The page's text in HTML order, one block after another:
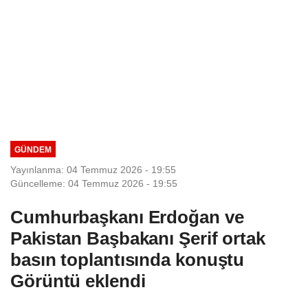
GÜNDEM
Yayınlanma: 04 Temmuz 2026 - 19:55
Güncelleme: 04 Temmuz 2026 - 19:55
Cumhurbaşkanı Erdoğan ve
Pakistan Başbakanı Şerif ortak
basın toplantısında konuştu
Görüntü eklendi